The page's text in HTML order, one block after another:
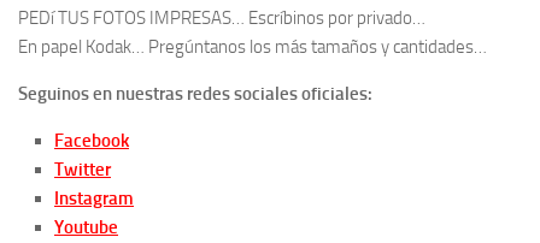
PEDí TUS FOTOS IMPRESAS… Escríbinos por privado…
En papel Kodak… Pregúntanos los más tamaños y cantidades…
Seguinos en nuestras redes sociales oficiales:
Facebook
Twitter
Instagram
Youtube